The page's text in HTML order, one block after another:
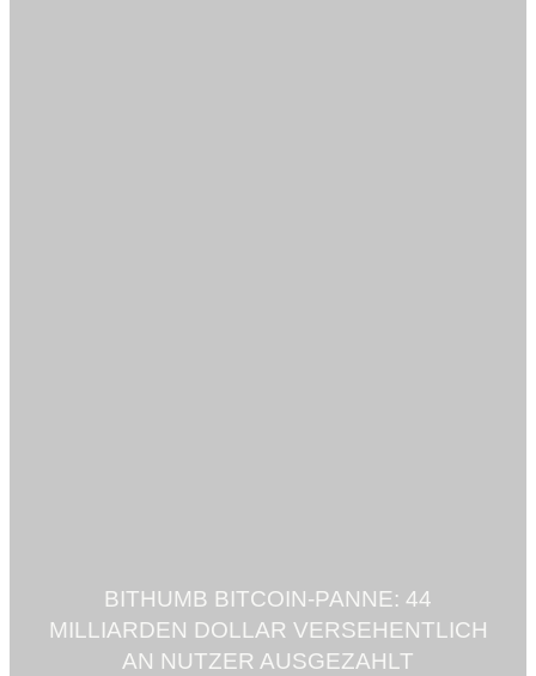
BITHUMB BITCOIN-PANNE: 44
MILLIARDEN DOLLAR VERSEHENTLICH
AN NUTZER AUSGEZAHLT